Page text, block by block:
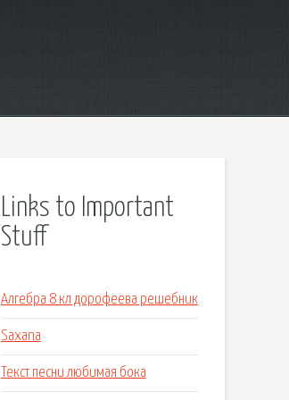
Links to Important
Stuff
Алгебра 8 кл дорофеева решебник
Saxana
Текст песни любимая бока